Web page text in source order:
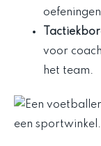
voor
het team.